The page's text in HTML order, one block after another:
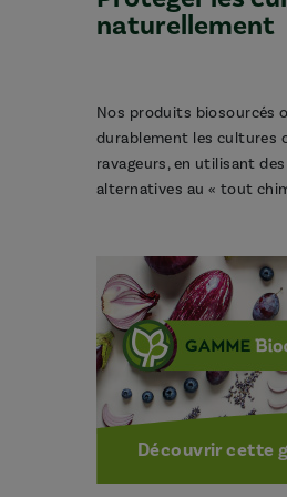
naturellement
Nos produits biosourcés
durablement les cultures
ravageurs, en utilisant
alternatives au « tout
Découvrir cette